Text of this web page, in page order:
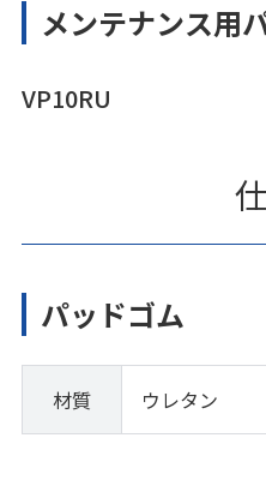
メンテナンス用
VP10RU
パッドゴム
材質 ウレタン